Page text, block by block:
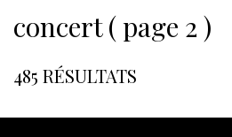
concert ( page 2 )
485 RÉSULTATS